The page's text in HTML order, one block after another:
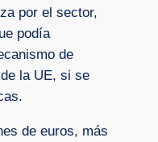
por el sector,
podía
de
la UE, si se
de euros, más